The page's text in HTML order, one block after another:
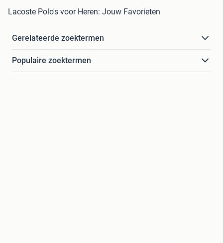
Lacoste Polo's voor Heren: Jouw Favorieten
Gerelateerde zoektermen
Populaire zoektermen